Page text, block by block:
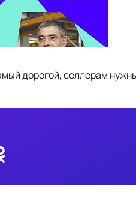
дорогой, селлерам